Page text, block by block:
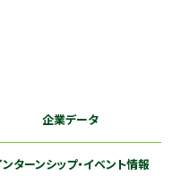
企業データ
ンターンシップ・イベント情報